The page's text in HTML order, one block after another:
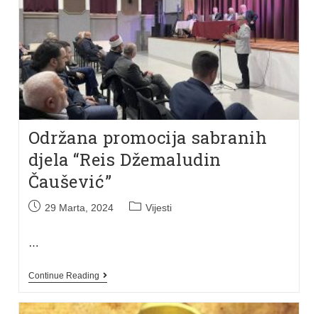
Održana promocija sabranih
djela “Reis Džemaludin
Čaušević”
29 Marta, 2024 Vijesti
…
Continue Reading